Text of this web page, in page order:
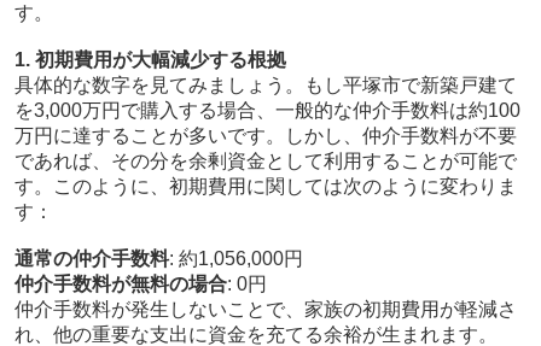
す。
1. 初期費用が大幅減少する根拠
具体的な数字を見てみましょう。もし平塚市で新築戸建て
を3,000万円で購入する場合、一般的な仲介手数料は約100
万円に達することが多いです。しかし、仲介手数料が不要
であれば、その分を余剰資金として利用することが可能で
す。このように、初期費用に関しては次のように変わりま
す：
通常の仲介手数料: 約1,056,000円
仲介手数料が無料の場合: 0円
仲介手数料が発生しないことで、家族の初期費用が軽減さ
れ、他の重要な支出に資金を充てる余裕が生まれます。